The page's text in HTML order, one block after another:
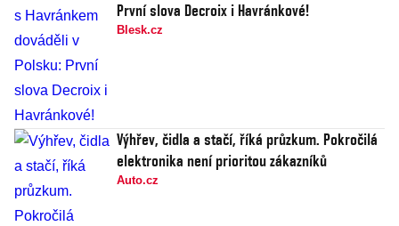
První slova Decroix i Havránkové!
Blesk.cz
Výhřev, čidla a stačí, říká průzkum. Pokročilá
elektronika není prioritou zákazníků
Auto.cz